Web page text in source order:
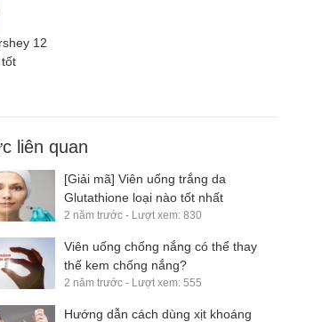
12
liên quan
[Giải mã] Viên uống trắng da
Glutathione loại nào tốt nhất
2 năm trước - Lượt xem: 830
​Viên uống chống nắng có thể thay
thế kem chống nắng?
2 năm trước - Lượt xem: 555
​Hướng dẫn cách dùng xịt khoáng